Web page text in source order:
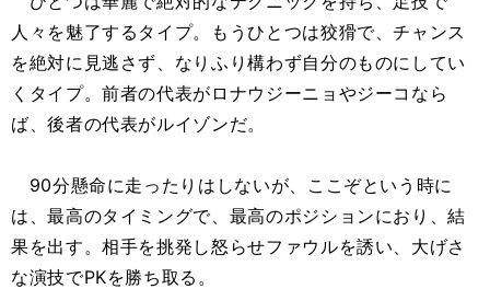
人々を魅了するタイプ。もうひとつは狡猾で、チャンス
を絶対に見逃さず、なりふり構わず自分のものにしてい
くタイプ。前者の代表がロナウジーニョやジーコなら
ば、後者の代表がルイゾンだ。
90分懸命に走ったりはしないが、ここぞという時に
は、最高のタイミングで、最高のポジションにおり、結
果を出す。相手を挑発し怒らせファウルを誘い、大げさ
な演技でPKを勝ち取る。